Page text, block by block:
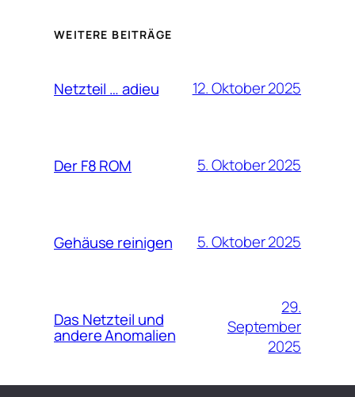
WEITERE BEITRÄGE
Netzteil … adieu 12. Oktober 2025
Der F8 ROM 5. Oktober 2025
Gehäuse reinigen 5. Oktober 2025
Das Netzteil und
andere Anomalien
29.
September
2025